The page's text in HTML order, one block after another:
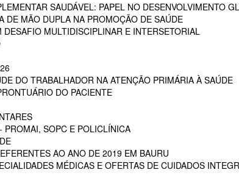
SAUDÁVEL: PAPEL NO DESENVOLVIMENTO
DE MÃO DUPLA NA PROMOÇÃO DE SAÚDE
MULTIDISCIPLINAR E INTERSETORIAL
DO TRABALHADOR NA ATENÇÃO PRIMÁRIA À SAÚDE
DO PACIENTE
PROMAI, SOPC E POLICLÍNICA
AO ANO DE 2019 EM BAURU
MÉDICAS E OFERTAS DE CUIDADOS